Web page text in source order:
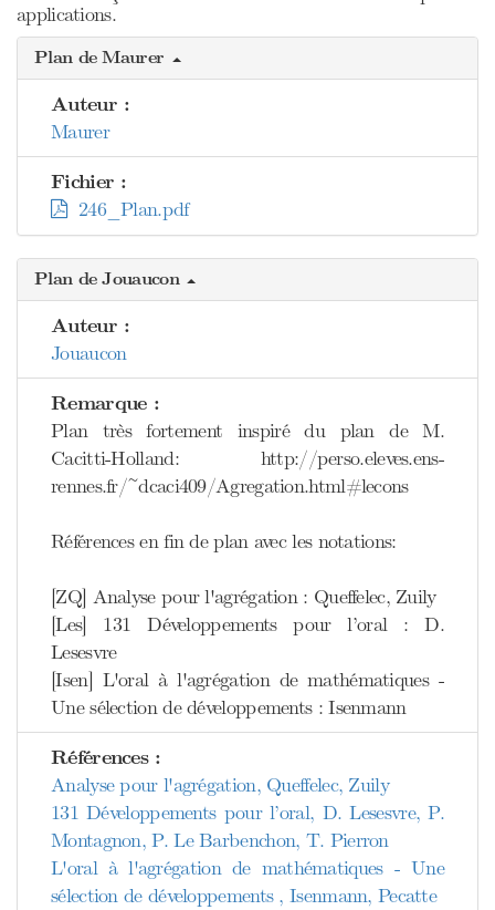
applications.
Plan de Maurer
Auteur :
Maurer
Fichier :
246_Plan.pdf
Plan de Jouaucon
Auteur :
Jouaucon
Remarque :
Plan très fortement inspiré du plan de M.
Cacitti-Holland: http://perso.eleves.ens-
rennes.fr/~dcaci409/Agregation.html#lecons
Références en fin de plan avec les notations:
[ZQ] Analyse pour l'agrégation : Queffelec, Zuily
[Les] 131 Développements pour l’oral : D.
Lesesvre
[Isen] L'oral à l'agrégation de mathématiques -
Une sélection de développements : Isenmann
Références :
Analyse pour l'agrégation, Queffelec, Zuily
131 Développements pour l’oral, D. Lesesvre, P.
Montagnon, P. Le Barbenchon, T. Pierron
L'oral à l'agrégation de mathématiques - Une
sélection de développements , Isenmann, Pecatte